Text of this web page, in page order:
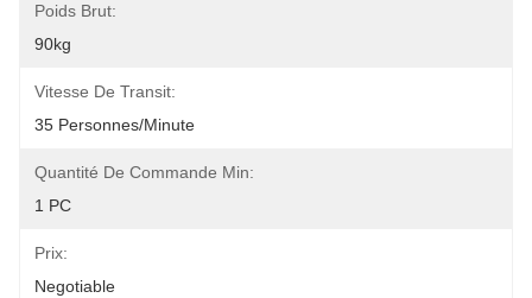
Poids Brut:
90kg
Vitesse De Transit:
35 Personnes/minute
Quantité De Commande Min:
1 PC
Prix:
Negotiable